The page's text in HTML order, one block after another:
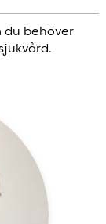
du behöver